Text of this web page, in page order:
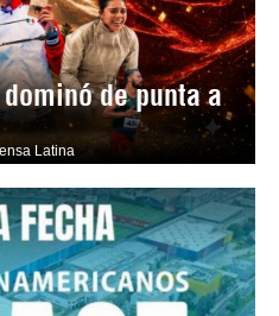
de punta a
Latina